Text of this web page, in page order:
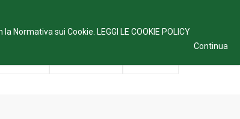
Normativa sui Cookie. LEGGI LE COOKIE POLICY
Continua